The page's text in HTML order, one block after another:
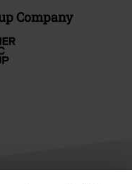
Company